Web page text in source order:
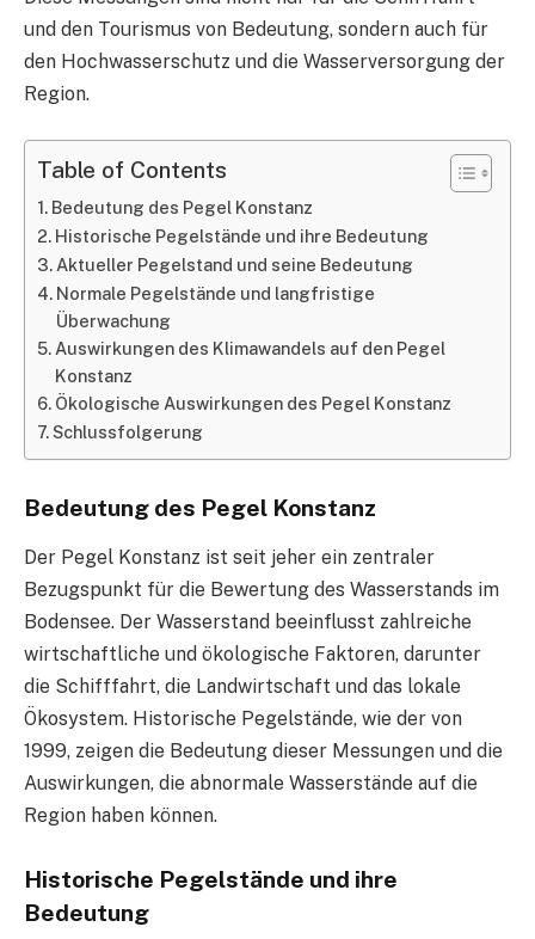
und den Tourismus von Bedeutung, sondern auch für
den Hochwasserschutz und die Wasserversorgung der
Region.
Table of Contents
Bedeutung des Pegel Konstanz
Historische Pegelstände und ihre Bedeutung
Aktueller Pegelstand und seine Bedeutung
Normale Pegelstände und langfristige
Überwachung
Auswirkungen des Klimawandels auf den Pegel
Konstanz
Ökologische Auswirkungen des Pegel Konstanz
Schlussfolgerung
Bedeutung des Pegel Konstanz
Der Pegel Konstanz ist seit jeher ein zentraler
Bezugspunkt für die Bewertung des Wasserstands im
Bodensee. Der Wasserstand beeinflusst zahlreiche
wirtschaftliche und ökologische Faktoren, darunter
die Schifffahrt, die Landwirtschaft und das lokale
Ökosystem. Historische Pegelstände, wie der von
1999, zeigen die Bedeutung dieser Messungen und die
Auswirkungen, die abnormale Wasserstände auf die
Region haben können.
Historische Pegelstände und ihre
Bedeutung